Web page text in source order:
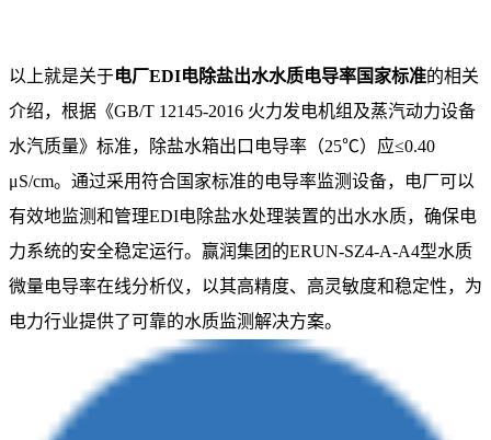
以上就是关于电厂EDI电除盐出水水质电导率国家标准的相关
介绍，根据《GB/T 12145-2016 火力发电机组及蒸汽动力设备
水汽质量》标准，除盐水箱出口电导率（25℃）应≤0.40
μS/cm。通过采用符合国家标准的电导率监测设备，电厂可以
有效地监测和管理EDI电除盐水处理装置的出水水质，确保电
力系统的安全稳定运行。赢润集团的ERUN-SZ4-A-A4型水质
微量电导率在线分析仪，以其高精度、高灵敏度和稳定性，为
电力行业提供了可靠的水质监测解决方案。